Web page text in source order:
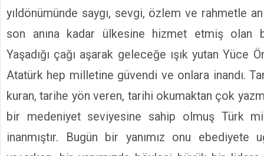
yıldönümünde saygı, sevgi, özlem ve rahmetle
son anına kadar ülkesine hizmet etmiş olan
Yaşadığı çağı aşarak geleceğe ışık yutan Yüce
Atatürk hep milletine güvendi ve onlara inandı.
kuran, tarihe yön veren, tarihi okumaktan çok
bir medeniyet seviyesine sahip olmuş Türk
inanmıştır. Bugün bir yanımız onu ebediyete